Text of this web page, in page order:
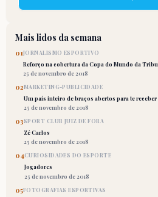
Mais lidos da semana
01JORNALISMO ESPORTIVO
Reforço na cobertura da Copa do Mundo da
25 de novembro de 2018
02MARKETING-PUBLICIDADE
Um país inteiro de braços abertos para te receber
25 de novembro de 2018
03SPORT CLUB JUIZ DE FORA
Zé Carlos
25 de novembro de 2018
04CURIOSIDADES DO ESPORTE
Jogadores
25 de novembro de 2018
05FOTOGRAFIAS ESPORTIVAS